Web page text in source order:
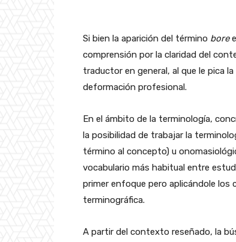
Si bien la aparición del término bore
comprensión por la claridad del
traductor en general, al que le pica
deformación profesional.
En el ámbito de la terminología,
la posibilidad de trabajar la
término al concepto) u
vocabulario más habitual entre
primer enfoque pero aplicándole los
terminográfica.
A partir del contexto reseñado, la